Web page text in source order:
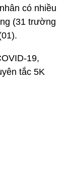
có nhiều
(31 trường
19,
tắc 5K